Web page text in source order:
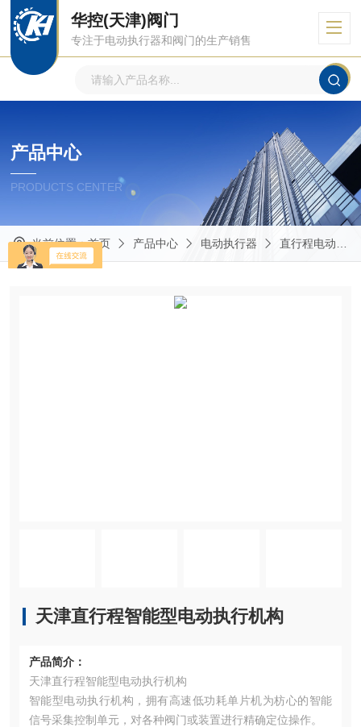
华控(天津)阀门
专注于电动执行器和阀门的生产销售
产品中心
PRODUCTS CENTER
当前位置：首页 产品中心 电动执行器 直行程电动执行器
天津直行程智能型电动执行机构
产品简介：
天津直行程智能型电动执行机构
智能型电动执行机构，拥有高速低功耗单片机为枋心的智能
信号采集控制单元，对各种阀门或装置进行精确定位操作。